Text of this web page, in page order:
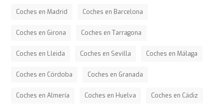
Coches en Madrid Coches en Barcelona
Coches en Girona Coches en Tarragona
Coches en Lleida Coches en Sevilla Coches en Málaga
Coches en Córdoba Coches en Granada
Coches en Almería Coches en Huelva Coches en Cádiz